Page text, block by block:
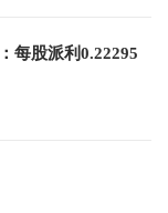
每股派利0.22295